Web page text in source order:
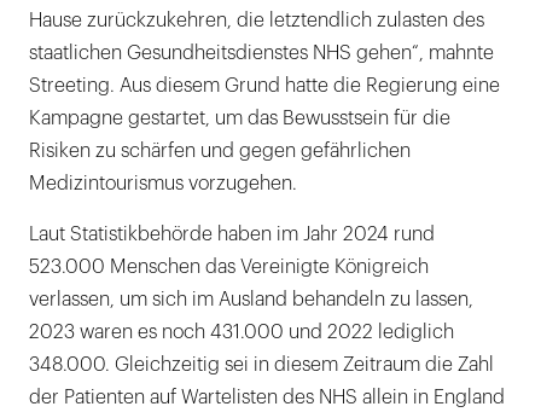
Hause zurückzukehren, die letztendlich zulasten des
staatlichen Gesundheitsdienstes NHS gehen“, mahnte
Streeting. Aus diesem Grund hatte die Regierung eine
Kampagne gestartet, um das Bewusstsein für die
Risiken zu schärfen und gegen gefährlichen
Medizintourismus vorzugehen.
Laut Statistikbehörde haben im Jahr 2024 rund
523.000 Menschen das Vereinigte Königreich
verlassen, um sich im Ausland behandeln zu lassen,
2023 waren es noch 431.000 und 2022 lediglich
348.000. Gleichzeitig sei in diesem Zeitraum die Zahl
der Patienten auf Wartelisten des NHS allein in England